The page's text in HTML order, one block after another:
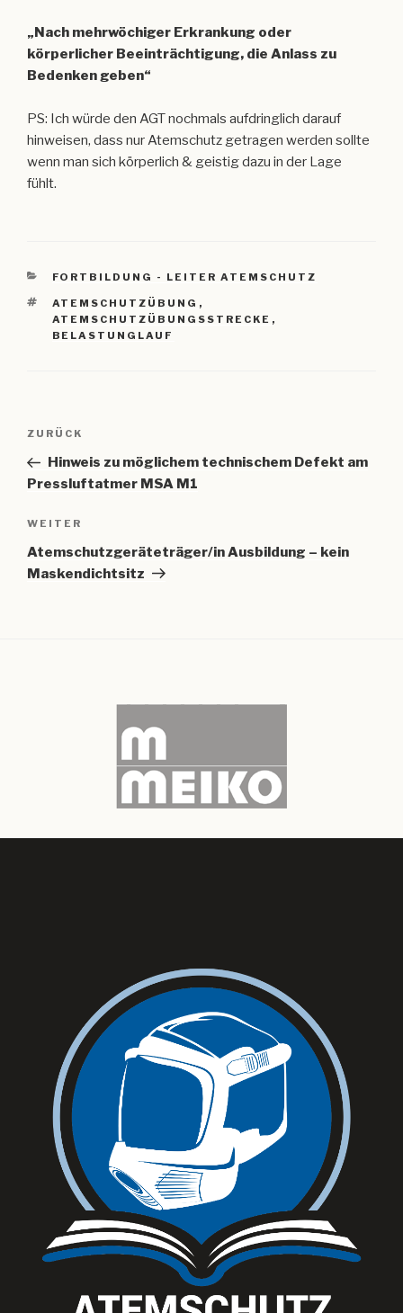
„Nach mehrwöchiger Erkrankung oder
körperlicher Beeinträchtigung, die Anlass zu
Bedenken geben“
PS: Ich würde den AGT nochmals aufdringlich darauf
hinweisen, dass nur Atemschutz getragen werden sollte
wenn man sich körperlich & geistig dazu in der Lage
fühlt.
KATEGORIEN
FORTBILDUNG - LEITER ATEMSCHUTZ
SCHLAGWÖRTER
ATEMSCHUTZÜBUNG ,
ATEMSCHUTZÜBUNGSSTRECKE ,
BELASTUNGLAUF
Beitragsnavigation
Vorheriger
Beitrag
ZURÜCK
Hinweis zu möglichem technischem Defekt am
Pressluftatmer MSA M1
Nächster
Beitrag
WEITER
Atemschutzgeräteträger/in Ausbildung – kein
Maskendichtsitz